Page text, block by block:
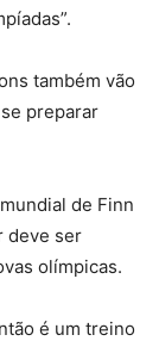
também vão
preparar
de Finn
deve ser
olímpicas.
é um treino